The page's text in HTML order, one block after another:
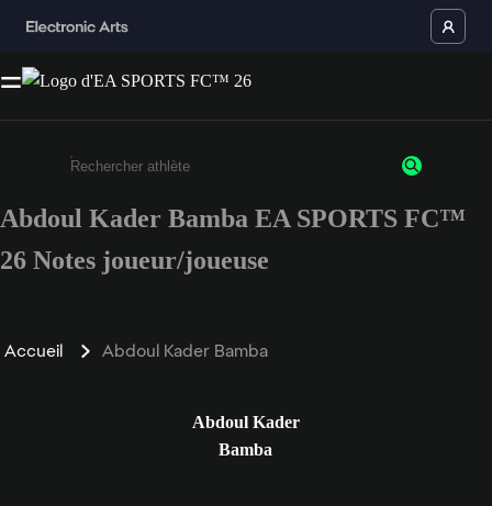
Saisissez au moins 3 caractères ou chiffres.
Abdoul Kader Bamba EA SPORTS FC™
26 Notes joueur/joueuse
Accueil Abdoul Kader Bamba
Abdoul Kader
Bamba